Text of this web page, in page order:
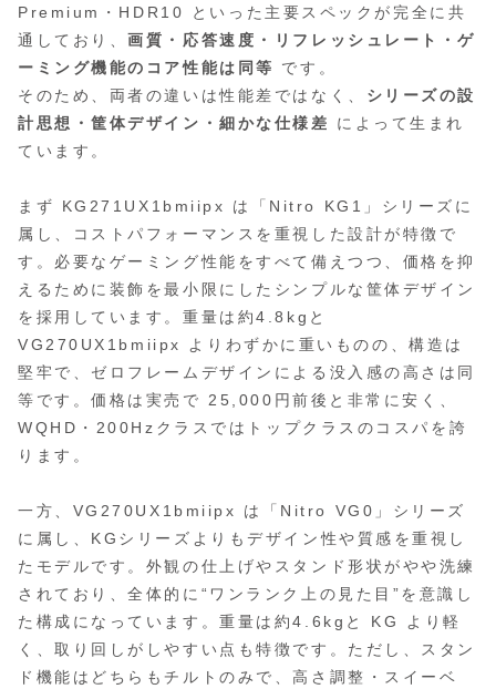
Premium・HDR10 といった主要スペックが完全に共
通しており、画質・応答速度・リフレッシュレート・ゲ
ーミング機能のコア性能は同等
です。
そのため、両者の違いは性能差ではなく、 シリーズの設
計思想・筐体デザイン・細かな仕様差
によって生まれ
ています。
まず KG271UX1bmiipx は「Nitro KG1」シリーズに
属し、コストパフォーマンスを重視した設計が特徴で
す。必要なゲーミング性能をすべて備えつつ、価格を抑
えるために装飾を最小限にしたシンプルな筐体デザイン
を採用しています。重量は約4.8kgと
VG270UX1bmiipx よりわずかに重いものの、構造は
堅牢で、ゼロフレームデザインによる没入感の高さは同
等です。価格は実売で 25,000円前後と非常に安く、
WQHD・200Hzクラスではトップクラスのコスパを誇
ります。
一方、VG270UX1bmiipx は「Nitro VG0」シリーズ
に属し、KGシリーズよりもデザイン性や質感を重視し
たモデルです。外観の仕上げやスタンド形状がやや洗練
されており、全体的に“ワンランク上の見た目”を意識し
た構成になっています。重量は約4.6kgと KG より軽
く、取り回しがしやすい点も特徴です。ただし、スタン
ド機能はどちらもチルトのみで、高さ調整・スイーベ